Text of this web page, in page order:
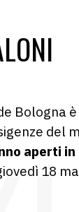
Bologna
del
aperti in
18